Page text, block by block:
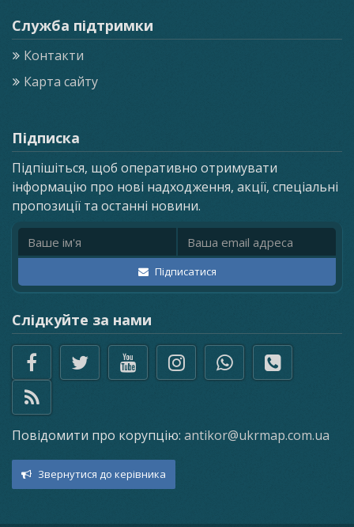
Служба підтримки
Контакти
Карта сайту
Підписка
Підпішіться, щоб оперативно отримувати
інформацію про нові надходження, акції, спеціальні
пропозиції та останні новини.
Ім'я Email адреса
Підписатися
Слідкуйте за нами
Повідомити про корупцію: antikor@ukrmap.com.ua
Звернутися до керівника